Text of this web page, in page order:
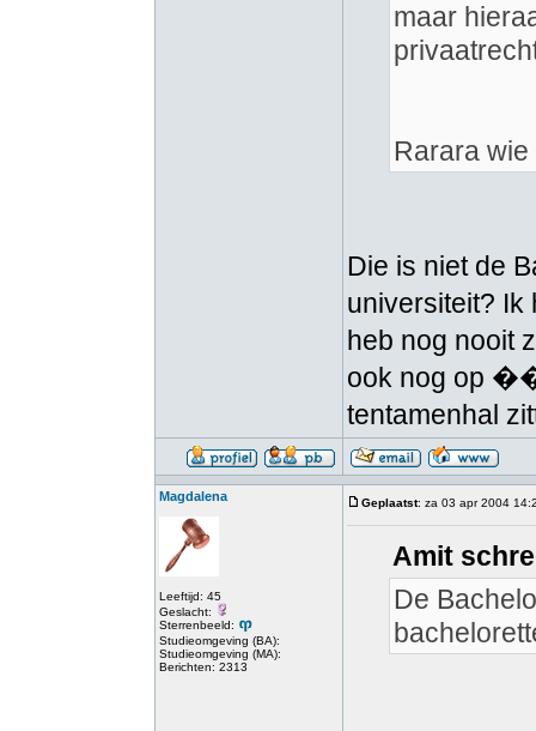
maar
Rarara
Die is niet de
universiteit? Ik
heb nog nooit
ook nog op
tentamenhal
Magdalena
Leeftijd: 45
Geslacht:
Sterrenbeeld:
Studieomgeving (BA):
Studieomgeving (MA):
Berichten: 2313
Geplaatst: za 03 apr 2004
Amit
De